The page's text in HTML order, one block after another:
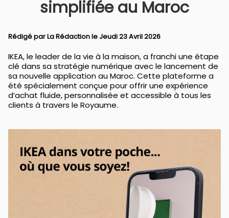
simplifiée au Maroc
Rédigé par La Rédaction le Jeudi 23 Avril 2026
IKEA, le leader de la vie à la maison, a franchi une étape
clé dans sa stratégie numérique avec le lancement de
sa nouvelle application au Maroc. Cette plateforme a
été spécialement conçue pour offrir une expérience
d’achat fluide, personnalisée et accessible à tous les
clients à travers le Royaume.